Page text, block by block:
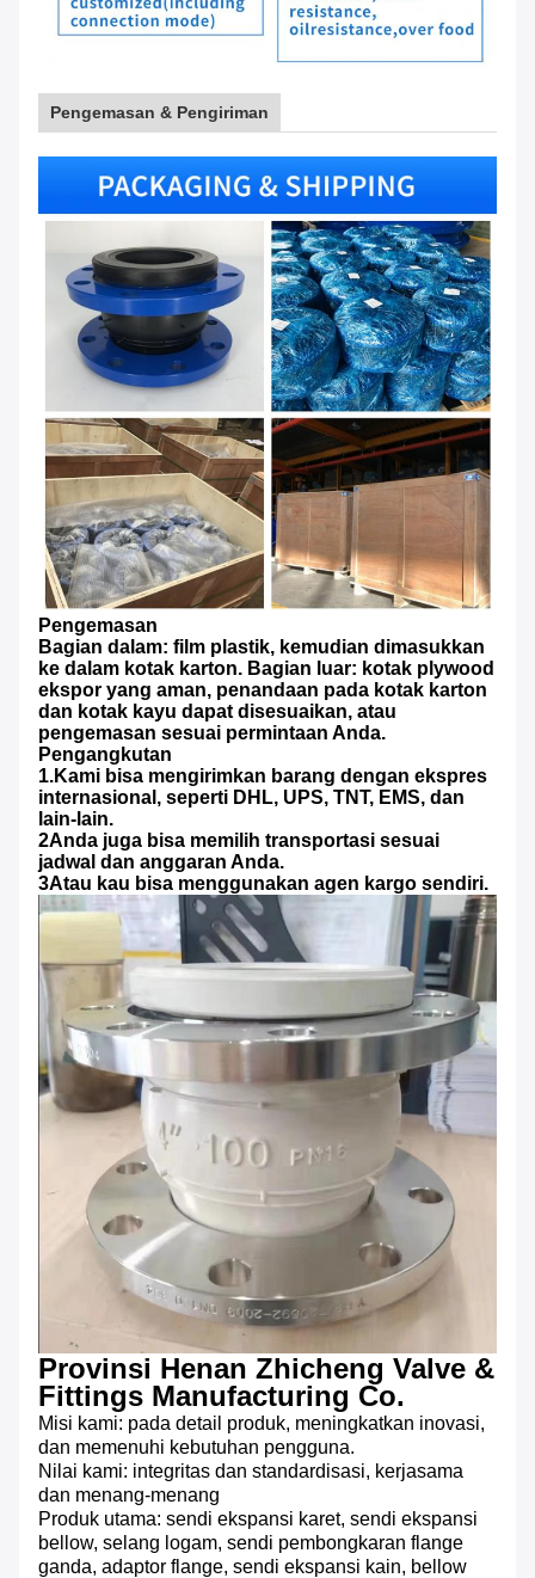
Pengemasan & Pengiriman
Pengemasan
Bagian dalam: film plastik, kemudian dimasukkan
ke dalam kotak karton. Bagian luar: kotak plywood
ekspor yang aman, penandaan pada kotak karton
dan kotak kayu dapat disesuaikan, atau
pengemasan sesuai permintaan Anda.
Pengangkutan
1.Kami bisa mengirimkan barang dengan ekspres
internasional, seperti DHL, UPS, TNT, EMS, dan
lain-lain.
2Anda juga bisa memilih transportasi sesuai
jadwal dan anggaran Anda.
3Atau kau bisa menggunakan agen kargo sendiri.
Provinsi Henan Zhicheng Valve &
Fittings Manufacturing Co.
Misi kami: pada detail produk, meningkatkan inovasi,
dan memenuhi kebutuhan pengguna.
Nilai kami: integritas dan standardisasi, kerjasama
dan menang-menang
Produk utama: sendi ekspansi karet, sendi ekspansi
bellow, selang logam, sendi pembongkaran flange
ganda, adaptor flange, sendi ekspansi kain, bellow